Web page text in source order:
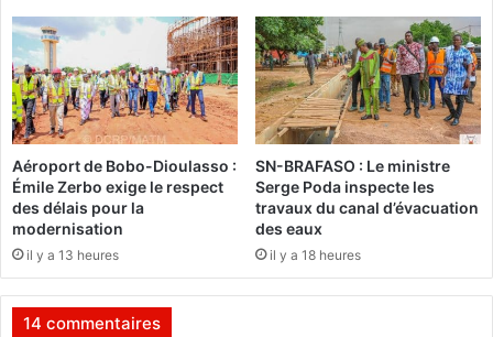
u
p
o
d
i
u
m
u
g
é
e
s
Aéroport de Bobo-Dioulasso :
Émile Zerbo exige le respect
des délais pour la
modernisation
il y a 13 heures
SN-BRAFASO : Le ministre
Serge Poda inspecte les
travaux du canal d’évacuation
des eaux
il y a 18 heures
14 commentaires